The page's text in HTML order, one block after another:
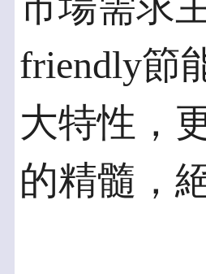
friendly節
大特性，
的精髓，